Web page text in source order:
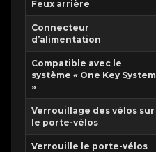
Feux arrière
Connecteur
d’alimentation
Compatible avec le
système « One Key System
»
Verrouillage des vélos sur
le porte-vélos
Verrouille le porte-vélos